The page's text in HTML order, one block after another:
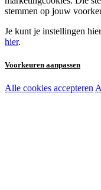
stemmen op jouw
Je kunt je instellingen
hier.
Voorkeuren aanpassen
Noodzakelijke
Alle cookies accepteren